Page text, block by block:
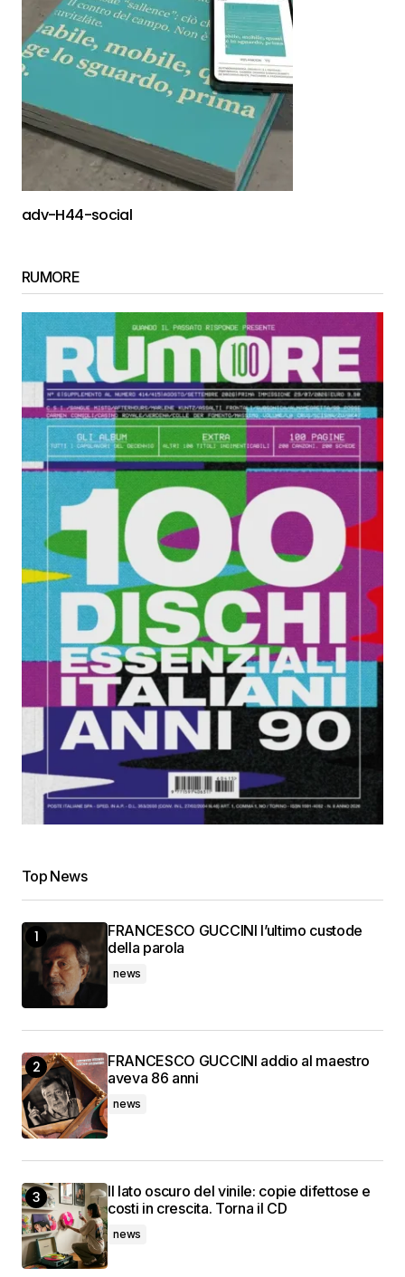
adv-H44-social
RUMORE
Top News
FRANCESCO GUCCINI l’ultimo custode
della parola
news
FRANCESCO GUCCINI addio al maestro
aveva 86 anni
news
Il lato oscuro del vinile: copie difettose e
costi in crescita. Torna il CD
news